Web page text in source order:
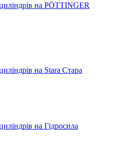
на PÖTTINGER
на Stara Стара
на Гідросила